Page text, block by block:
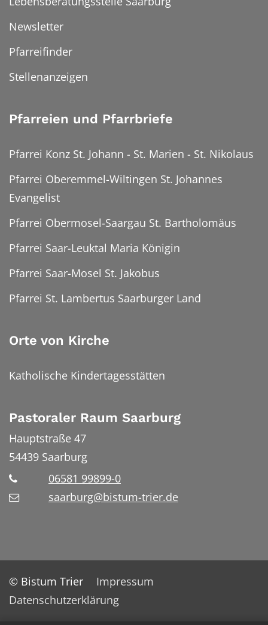
Newsletter
Pfarreifinder
Stellenanzeigen
Pfarreien und Pfarrbriefe
Pfarrei Konz St. Johann - St. Marien - St. Nikolaus
Pfarrei Oberemmel-Wiltingen St. Johannes
Evangelist
Pfarrei Obermosel-Saargau St. Bartholomäus
Pfarrei Saar-Leuktal Maria Königin
Pfarrei Saar-Mosel St. Jakobus
Pfarrei St. Lambertus Saarburger Land
Orte von Kirche
Katholische Kindertagesstätten
Pastoraler Raum Saarburg
Hauptstraße 47
54439 Saarburg
06581 99899-0
saarburg@bistum-trier.de
© Bistum Trier
Impressum
Datenschutzerklärung